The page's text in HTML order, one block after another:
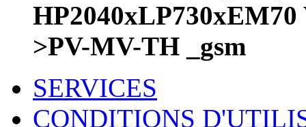
>PV-MV-TH _gsm
SERVICES
CONDITIONS